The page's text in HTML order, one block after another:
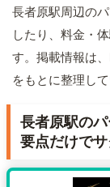
長者原駅周辺の
したり、料金・
す。掲載情報は
をもとに整理して
長者原駅の
要点だけで